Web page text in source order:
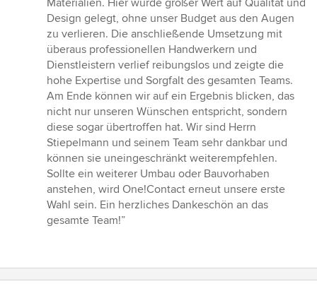
Materialien. Hier wurde großer Wert auf Qualität und
Design gelegt, ohne unser Budget aus den Augen
zu verlieren. Die anschließende Umsetzung mit
überaus professionellen Handwerkern und
Dienstleistern verlief reibungslos und zeigte die
hohe Expertise und Sorgfalt des gesamten Teams.
Am Ende können wir auf ein Ergebnis blicken, das
nicht nur unseren Wünschen entspricht, sondern
diese sogar übertroffen hat. Wir sind Herrn
Stiepelmann und seinem Team sehr dankbar und
können sie uneingeschränkt weiterempfehlen.
Sollte ein weiterer Umbau oder Bauvorhaben
anstehen, wird One!Contact erneut unsere erste
Wahl sein. Ein herzliches Dankeschön an das
gesamte Team!”